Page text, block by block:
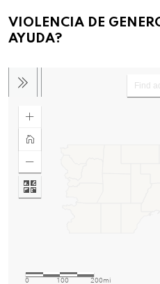
VIOLENCIA DE
AYUDA?